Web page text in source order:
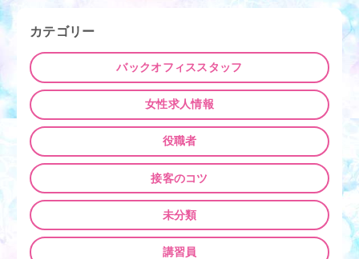
ゲ
シ
ョ
ン
カテゴリー
バックオフィススタッフ
女性求人情報
役職者
接客のコツ
未分類
講習員